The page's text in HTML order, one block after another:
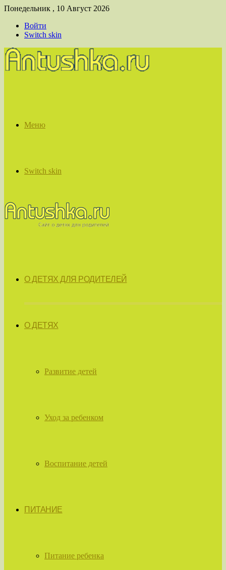
Понедельник , 10 Август 2026
Войти
Switch skin
Меню
Switch skin
О ДЕТЯХ ДЛЯ РОДИТЕЛЕЙ
О ДЕТЯХ
Развитие детей
Уход за ребенком
Воспитание детей
ПИТАНИЕ
Питание ребенка